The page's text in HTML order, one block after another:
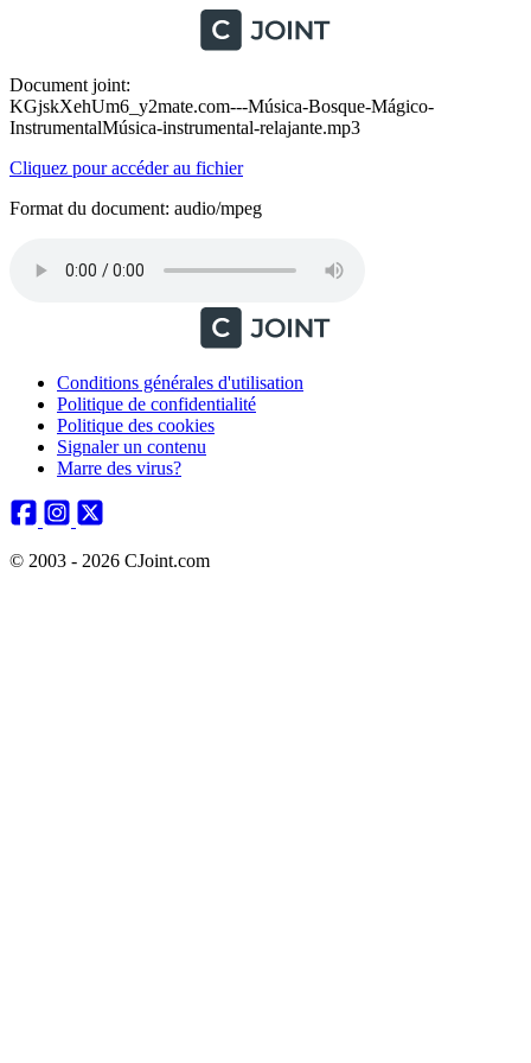
Document joint:
KGjskXehUm6_y2mate.com---Música-Bosque-Mágico-
InstrumentalMúsica-instrumental-relajante.mp3
Cliquez pour accéder au fichier
Format du document: audio/mpeg
Conditions générales d'utilisation
Politique de confidentialité
Politique des cookies
Signaler un contenu
Marre des virus?
© 2003 - 2026 CJoint.com